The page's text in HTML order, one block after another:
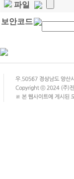
파일
보안코드